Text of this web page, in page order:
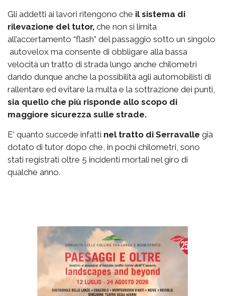
Gli addetti ai lavori ritengono che il sistema di
rilevazione del tutor, che non si limita
all’accertamento “flash” del passaggio sotto un singolo
autovelox ma consente di obbligare alla bassa
velocità un tratto di strada lungo anche chilometri
dando dunque anche la possibilità agli automobilisti di
rallentare ed evitare la multa e la sottrazione dei punti,
sia quello che più risponde allo scopo di
maggiore sicurezza sulle strade.
E' quanto succede infatti nel tratto di Serravalle già
dotato di tutor dopo che, in pochi chilometri, sono
stati registrati oltre 5 incidenti mortali nel giro di
qualche anno.